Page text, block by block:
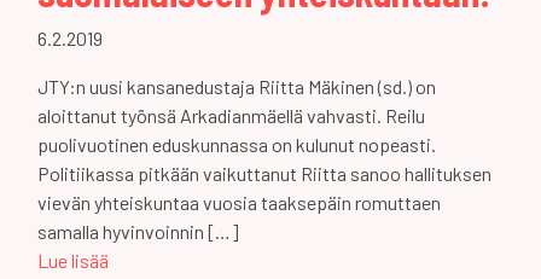
6.2.2019
JTY:n uusi kansanedustaja Riitta Mäkinen (sd.) on
aloittanut työnsä Arkadianmäellä vahvasti. Reilu
puolivuotinen eduskunnassa on kulunut nopeasti.
Politiikassa pitkään vaikuttanut Riitta sanoo hallituksen
vievän yhteiskuntaa vuosia taaksepäin romuttaen
samalla hyvinvoinnin […]
Lue lisää